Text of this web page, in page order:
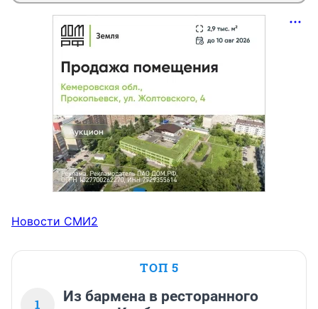
Новости СМИ2
ТОП 5
1
Из бармена в ресторанного